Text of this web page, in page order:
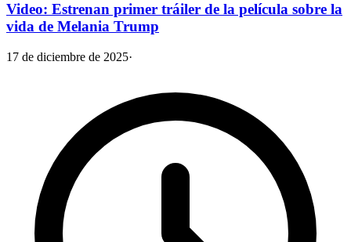
Video: Estrenan primer tráiler de la película sobre la
vida de Melania Trump
17 de diciembre de 2025·